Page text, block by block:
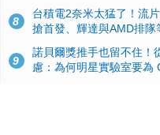
8
台積電2奈米太猛了！流
搶首發、輝達與AMD排隊
9
諾貝爾獎推手也留不住！
慮：為何明星實驗室要為